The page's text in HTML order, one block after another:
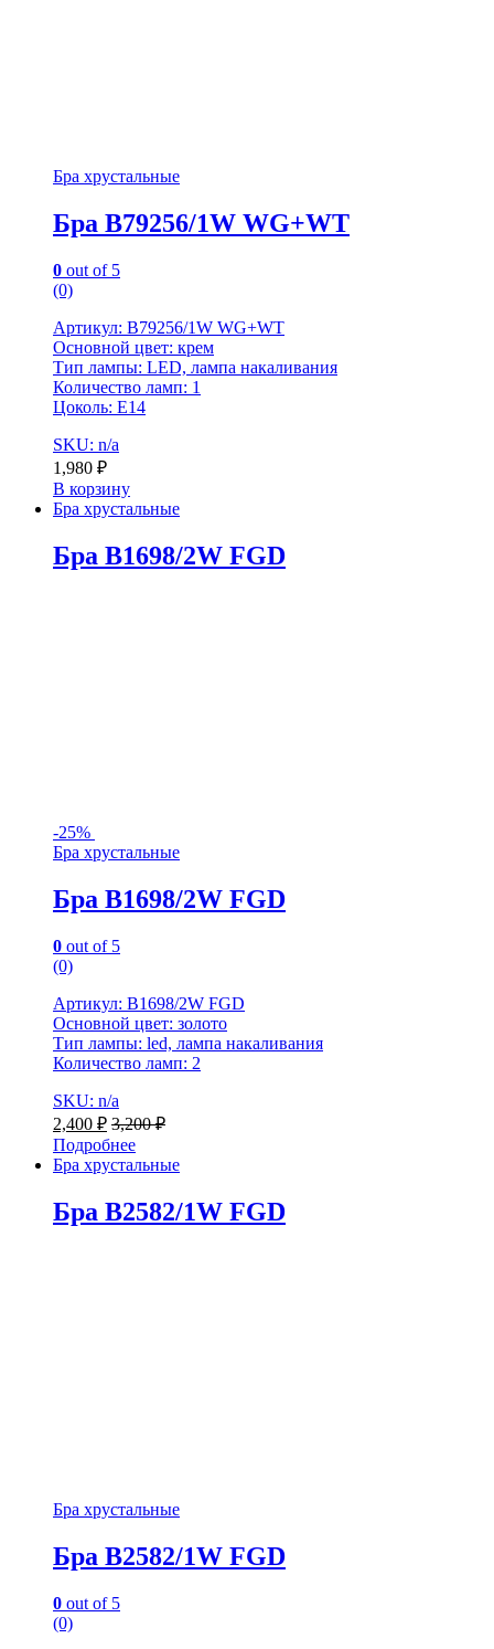
Бра хрустальные
Бра B79256/1W WG+WT
0 out of 5
(0)
Артикул: B79256/1W WG+WT
Основной цвет: крем
Тип лампы: LED, лампа накаливания
Количество ламп: 1
Цоколь: Е14
SKU: n/a
1,980 ₽
В корзину
Бра хрустальные
Бра B1698/2W FGD
-25%
Бра хрустальные
Бра B1698/2W FGD
0 out of 5
(0)
Артикул: B1698/2W FGD
Основной цвет: золото
Тип лампы: led, лампа накаливания
Количество ламп: 2
SKU: n/a
2,400 ₽ 3,200₽
Подробнее
Бра хрустальные
Бра B2582/1W FGD
Бра хрустальные
Бра B2582/1W FGD
0 out of 5
(0)